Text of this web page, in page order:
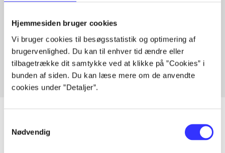
Hjemmesiden bruger cookies
Vi bruger cookies til besøgsstatistik og optimering af
brugervenlighed. Du kan til enhver tid ændre eller
tilbagetrække dit samtykke ved at klikke på ”Cookies” i
bunden af siden. Du kan læse mere om de anvendte
cookies under ”Detaljer”.
Nødvendig
Artikler med samme emner
Fra